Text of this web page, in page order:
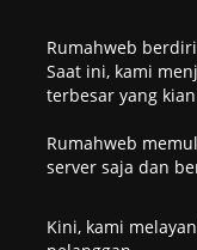
Rumahweb
Saat ini, kami
terbesar yang
Rumahweb
server saja dan
Kini, kami